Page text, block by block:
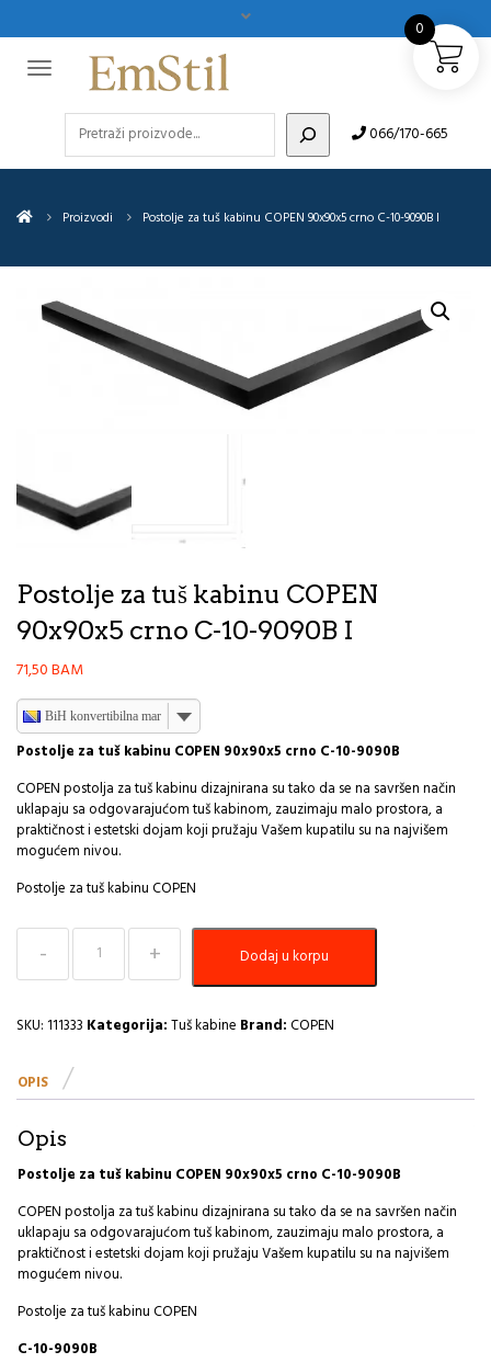
066/170-665
Proizvodi Postolje za tuš kabinu COPEN 90x90x5 crno C-10-9090B I
Postolje za tuš kabinu COPEN
90x90x5 crno C-10-9090B I
71,50BAM
BiH konvertibilna marka
Postolje za tuš kabinu COPEN 90x90x5 crno C-10-9090B
COPEN postolja za tuš kabinu dizajnirana su tako da se na savršen način
uklapaju sa odgovarajućom tuš kabinom, zauzimaju malo prostora, a
praktičnost i estetski dojam koji pružaju Vašem kupatilu su na najvišem
mogućem nivou.
Postolje za tuš kabinu COPEN
Postolje
tuš
COPEN
crno
10-
količina
Dodaj u korpu
SKU: 111333 Kategorija:Tuš kabine Brand:COPEN
OPIS
Opis
Postolje za tuš kabinu COPEN 90x90x5 crno C-10-9090B
COPEN postolja za tuš kabinu dizajnirana su tako da se na savršen način
uklapaju sa odgovarajućom tuš kabinom, zauzimaju malo prostora, a
praktičnost i estetski dojam koji pružaju Vašem kupatilu su na najvišem
mogućem nivou.
Postolje za tuš kabinu COPEN
C-10-9090B
0